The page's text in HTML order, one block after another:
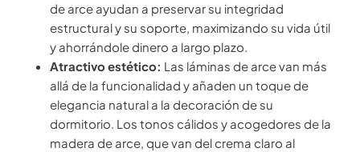
de arce ayudan a preservar su integridad
estructural y su soporte, maximizando su vida útil
y ahorrándole dinero a largo plazo.
Atractivo estético: Las láminas de arce van más
allá de la funcionalidad y añaden un toque de
elegancia natural a la decoración de su
dormitorio. Los tonos cálidos y acogedores de la
madera de arce, que van del crema claro al